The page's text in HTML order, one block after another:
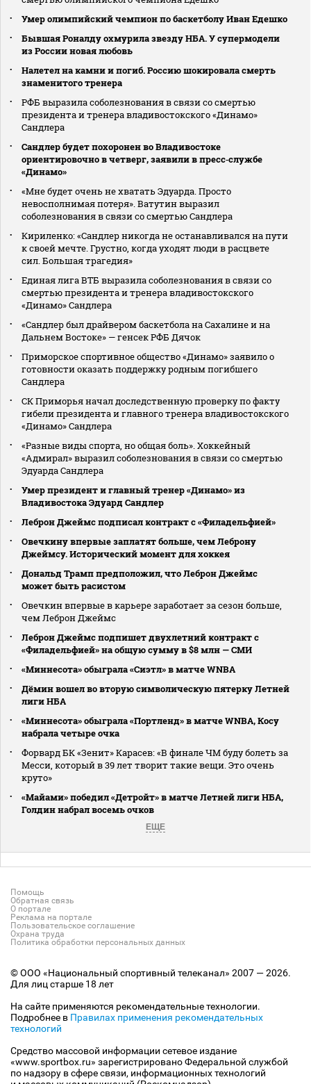
Умер олимпийский чемпион по баскетболу Иван Едешко
Бывшая Роналду охмурила звезду НБА. У супермодели
из России новая любовь
Налетел на камни и погиб. Россию шокировала смерть
знаменитого тренера
РФБ выразила соболезнования в связи со смертью
президента и тренера владивостокского «Динамо»
Сандлера
Сандлер будет похоронен во Владивостоке
ориентировочно в четверг, заявили в пресс‑службе
«Динамо»
«Мне будет очень не хватать Эдуарда. Просто
невосполнимая потеря». Ватутин выразил
соболезнования в связи со смертью Сандлера
Кириленко: «Сандлер никогда не останавливался на пути
к своей мечте. Грустно, когда уходят люди в расцвете
сил. Большая трагедия»
Единая лига ВТБ выразила соболезнования в связи со
смертью президента и тренера владивостокского
«Динамо» Сандлера
«Сандлер был драйвером баскетбола на Сахалине и на
Дальнем Востоке» — генсек РФБ Дячок
Приморское спортивное общество «Динамо» заявило о
готовности оказать поддержку родным погибшего
Сандлера
СК Приморья начал доследственную проверку по факту
гибели президента и главного тренера владивостокского
«Динамо» Сандлера
«Разные виды спорта, но общая боль». Хоккейный
«Адмирал» выразил соболезнования в связи со смертью
Эдуарда Сандлера
Умер президент и главный тренер «Динамо» из
Владивостока Эдуард Сандлер
Леброн Джеймс подписал контракт с «Филадельфией»
Овечкину впервые заплатят больше, чем Леброну
Джеймсу. Исторический момент для хоккея
Дональд Трамп предположил, что Леброн Джеймс
может быть расистом
Овечкин впервые в карьере заработает за сезон больше,
чем Леброн Джеймс
Леброн Джеймс подпишет двухлетний контракт с
«Филадельфией» на общую сумму в $8 млн — СМИ
«Миннесота» обыграла «Сиэтл» в матче WNBA
Дёмин вошел во вторую символическую пятерку Летней
лиги НБА
«Миннесота» обыграла «Портленд» в матче WNBA, Косу
набрала четыре очка
Форвард БК «Зенит» Карасев: «В финале ЧМ буду болеть за
Месси, который в 39 лет творит такие вещи. Это очень
круто»
«Майами» победил «Детройт» в матче Летней лиги НБА,
Голдин набрал восемь очков
ЕЩЕ
Помощь
Обратная связь
О портале
Реклама на портале
Пользовательское соглашение
Охрана труда
Политика обработки персональных данных
© ООО «Национальный спортивный телеканал» 2007 — 2026.
Для лиц старше 18 лет
На сайте применяются рекомендательные технологии.
Подробнее в Правилах применения рекомендательных
технологий
Средство массовой информации сетевое издание
«www.sportbox.ru» зарегистрировано Федеральной службой
по надзору в сфере связи, информационных технологий